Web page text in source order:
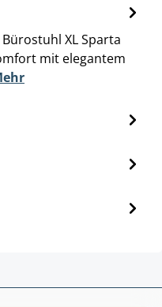
XL Sparta
mit elegantem